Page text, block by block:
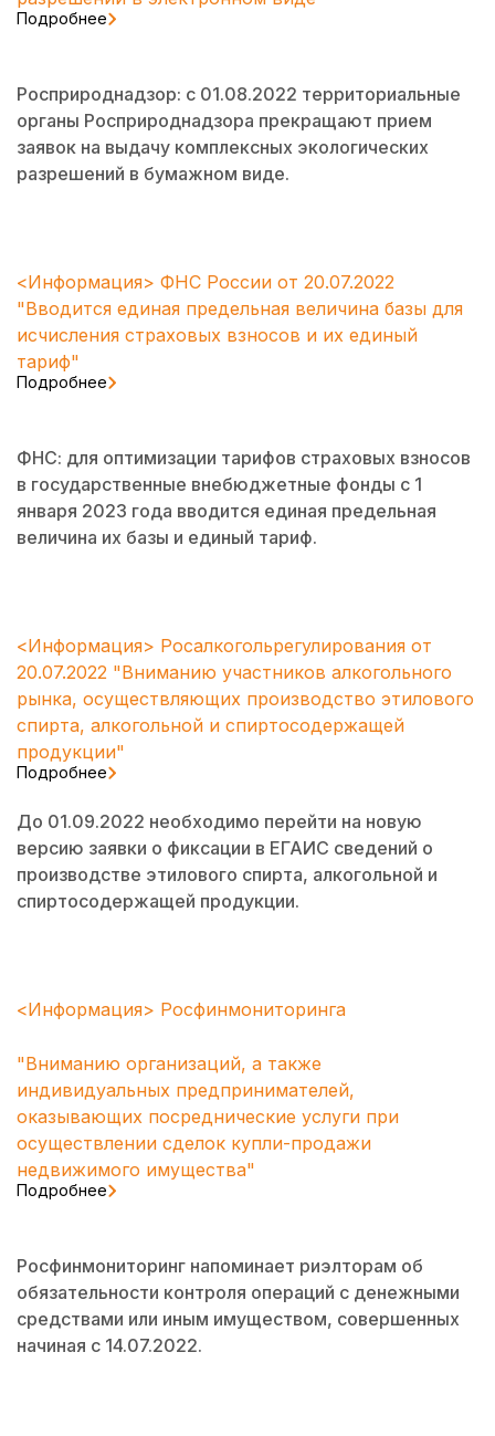
Подробнее
Росприроднадзор: с 01.08.2022 территориальные
органы Росприроднадзора прекращают прием
заявок на выдачу комплексных экологических
разрешений в бумажном виде.
<Информация> ФНС России от 20.07.2022
"Вводится единая предельная величина базы для
исчисления страховых взносов и их единый
тариф"
Подробнее
ФНС: для оптимизации тарифов страховых взносов
в государственные внебюджетные фонды с 1
января 2023 года вводится единая предельная
величина их базы и единый тариф.
<Информация> Росалкогольрегулирования от
20.07.2022 "Вниманию участников алкогольного
рынка, осуществляющих производство этилового
спирта, алкогольной и спиртосодержащей
продукции"
Подробнее
До 01.09.2022 необходимо перейти на новую
версию заявки о фиксации в ЕГАИС сведений о
производстве этилового спирта, алкогольной и
спиртосодержащей продукции.
<Информация> Росфинмониторинга
"Вниманию организаций, а также
индивидуальных предпринимателей,
оказывающих посреднические услуги при
осуществлении сделок купли-продажи
недвижимого имущества"
Подробнее
Росфинмониторинг напоминает риэлторам об
обязательности контроля операций с денежными
средствами или иным имуществом, совершенных
начиная с 14.07.2022.